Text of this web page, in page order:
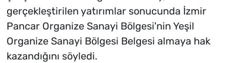
gerçekleştirilen yatırımlar sonucunda İzmir
Pancar Organize Sanayi Bölgesi'nin Yeşil
Organize Sanayi Bölgesi Belgesi almaya hak
kazandığını söyledi.